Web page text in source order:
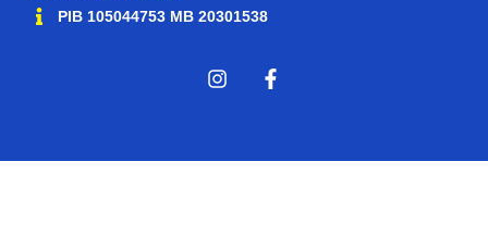
PIB 105044753 MB 20301538